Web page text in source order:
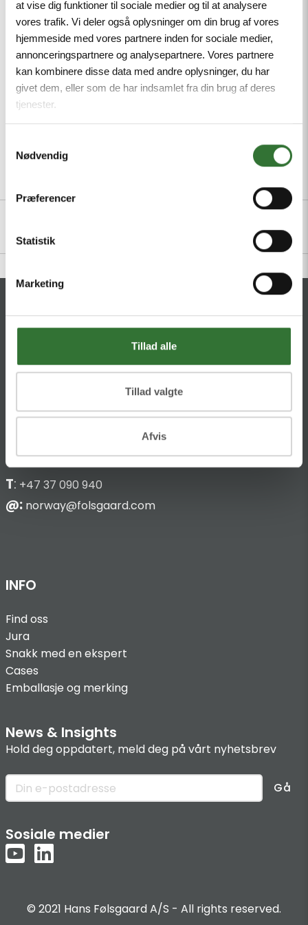
at vise dig funktioner til sociale medier og til at analysere
vores trafik. Vi deler også oplysninger om din brug af vores
hjemmeside med vores partnere inden for sociale medier,
annonceringspartnere og analysepartnere. Vores partnere
kan kombinere disse data med andre oplysninger, du har
givet dem, eller som de har indsamlet fra din brug af deres
tjenester.
Nødvendig
Præferencer
Statistik
Marketing
Tillad alle
Tillad valgte
Afvis
resistant to abrasion, Approval: cULus, RoHS-
compliant, Protection class: IP67, IP69K, Male M12,
straight, 3-pin
Minimum order quantity: 1
Hans Følsgaard AS
T: +47 37 090 940
@: norway@folsgaard.com
INFO
Find oss
Jura
Snakk med en ekspert
Cases
Emballasje og merking
News & Insights
Hold deg oppdatert, meld deg på vårt nyhetsbrev
Gå
Sosiale medier
© 2021 Hans Følsgaard A/S - All rights reserved.